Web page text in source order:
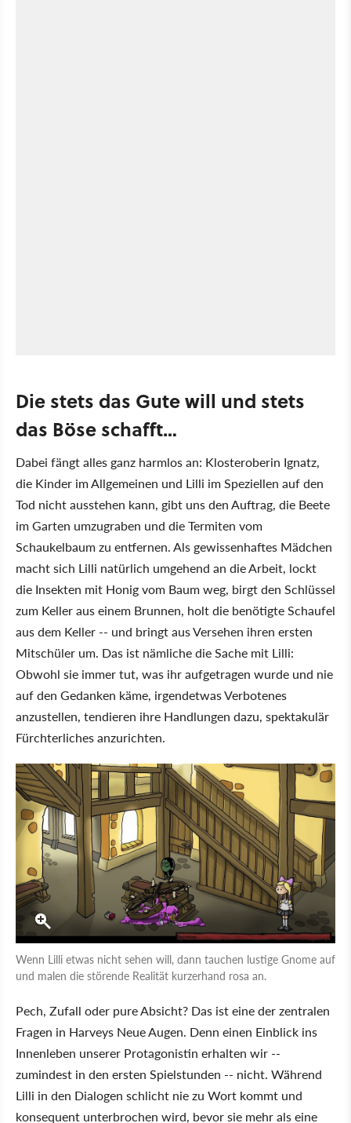
Die stets das Gute will und stets
das Böse schafft…
Dabei fängt alles ganz harmlos an: Klosteroberin Ignatz,
die Kinder im Allgemeinen und Lilli im Speziellen auf den
Tod nicht ausstehen kann, gibt uns den Auftrag, die Beete
im Garten umzugraben und die Termiten vom
Schaukelbaum zu entfernen. Als gewissenhaftes Mädchen
macht sich Lilli natürlich umgehend an die Arbeit, lockt
die Insekten mit Honig vom Baum weg, birgt den Schlüssel
zum Keller aus einem Brunnen, holt die benötigte Schaufel
aus dem Keller -- und bringt aus Versehen ihren ersten
Mitschüler um. Das ist nämliche die Sache mit Lilli:
Obwohl sie immer tut, was ihr aufgetragen wurde und nie
auf den Gedanken käme, irgendetwas Verbotenes
anzustellen, tendieren ihre Handlungen dazu, spektakulär
Fürchterliches anzurichten.
Wenn Lilli etwas nicht sehen will, dann tauchen lustige Gnome auf
und malen die störende Realität kurzerhand rosa an.
Pech, Zufall oder pure Absicht? Das ist eine der zentralen
Fragen in Harveys Neue Augen. Denn einen Einblick ins
Innenleben unserer Protagonistin erhalten wir --
zumindest in den ersten Spielstunden -- nicht. Während
Lilli in den Dialogen schlicht nie zu Wort kommt und
konsequent unterbrochen wird, bevor sie mehr als eine